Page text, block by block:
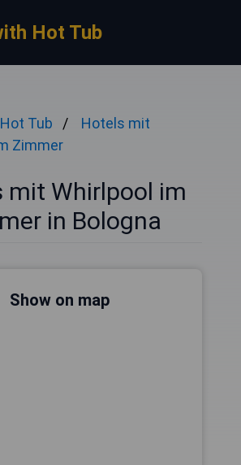
Hot Tub
Tub
Hotels mit
Zimmer
mit Whirlpool im
in Bologna
Show on map